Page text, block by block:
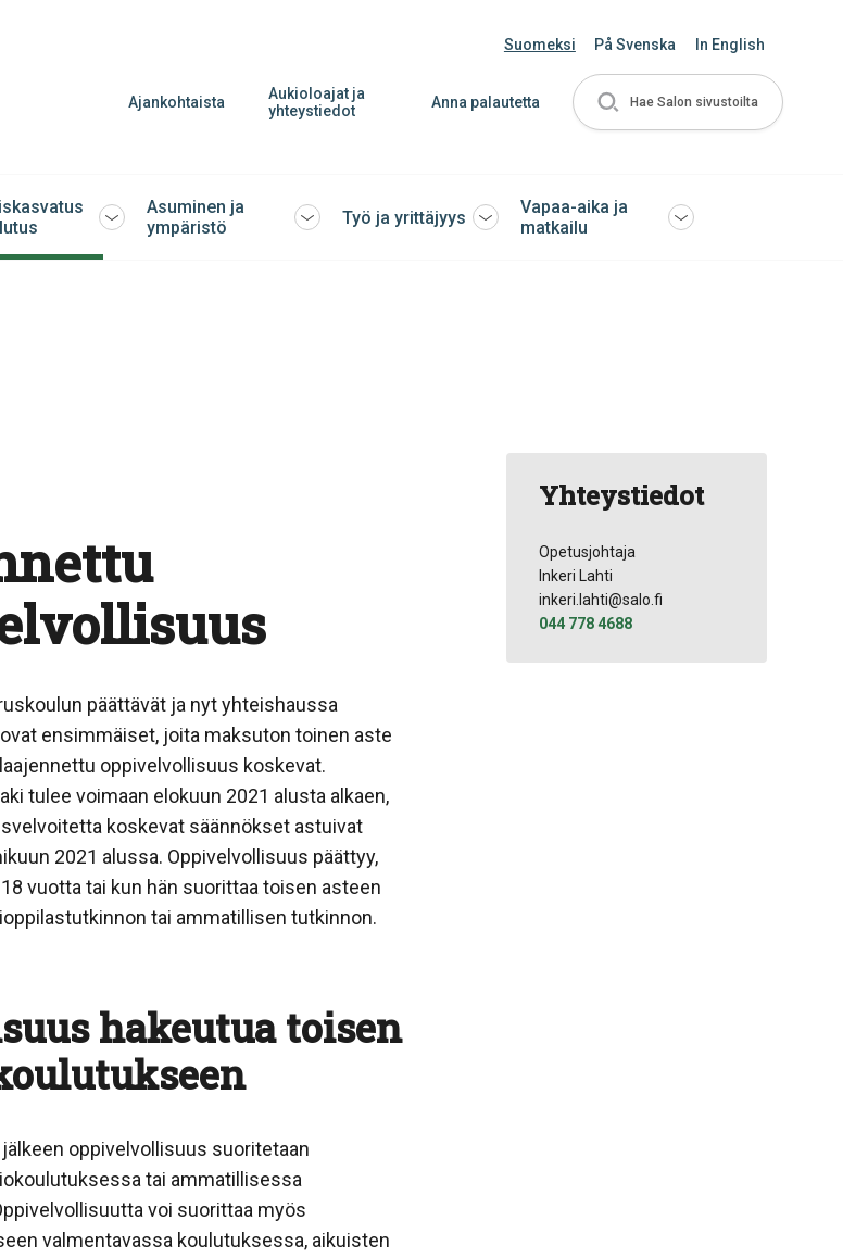
Suomeksi På Svenska In English
Ajankohtaista
Aukioloajat ja
yhteystiedot
Anna palautetta Hae Salon sivustoilta
Avaa
Asuminen ja
ympäristö
Avaa
Työ ja yrittäjyys Avaa
Vapaa-aika ja
matkailu
Avaa
päättävät ja nyt yhteishaussa
ensimmäiset, joita maksuton toinen aste
oppivelvollisuus koskevat.
tulee voimaan elokuun 2021 alusta alkaen,
koskevat säännökset astuivat
2021 alussa. Oppivelvollisuus päättyy,
vuotta tai kun hän suorittaa toisen asteen
tai ammatillisen tutkinnon.
hakeutua toisen
oppivelvollisuus suoritetaan
tai ammatillisessa
voi suorittaa myös
valmentavassa koulutuksessa, aikuisten
Yhteystiedot
Opetusjohtaja
Inkeri Lahti
inkeri.lahti@salo.fi
044 778 4688